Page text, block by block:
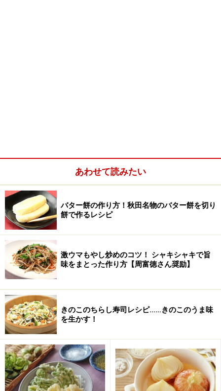
小豆を炊く（ゆで小豆を作る）
1
小豆を洗い、たっぷりの水で煮る
小豆は洗って鍋に入れ、たっぷり水を入れて中火にかけ
て沸騰させる。
あわせて読みたい
バター餅の作り方！秋田名物のバター餅を切り
餅で作るレシピ
激ウマもやし炒めのコツ！ シャキシャキで旨
味をまとった作り方【周富徳さん奨励】
きのこのちらし寿司レシピ……きのこのうま味
を生かす！